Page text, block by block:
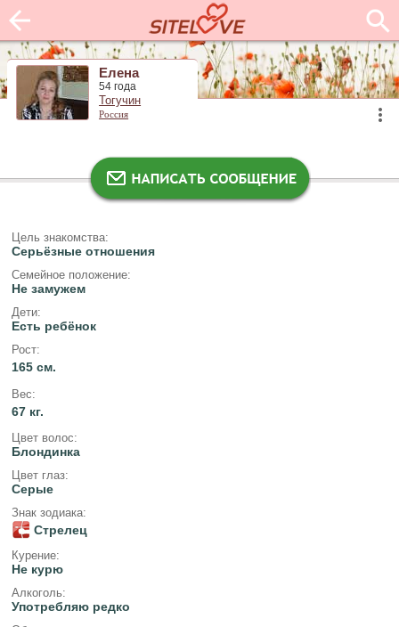
Елена
54 года
Тогучин
Россия
Цель знакомства:
Серьёзные отношения
Семейное положение:
Не замужем
Дети:
Есть ребёнок
Рост:
165 см.
Вес:
67 кг.
Цвет волос:
Блондинка
Цвет глаз:
Серые
Знак зодиака:
Стрелец
Курение:
Не курю
Алкоголь:
Употребляю редко